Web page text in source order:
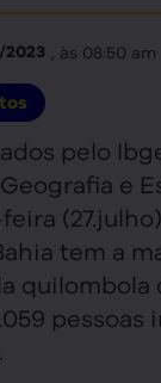
2023 , às 08:50 am
pelo
e
tem a
quilombola
pessoas